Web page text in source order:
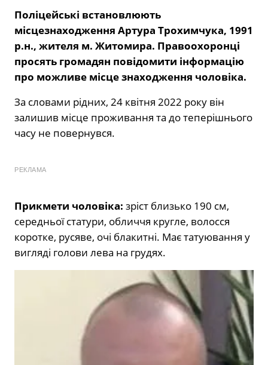
Поліцейські встановлюють
місцезнаходження Артура Трохимчука, 1991
р.н., жителя м. Житомира. Правоохоронці
просять громадян повідомити інформацію
про можливе місце знаходження чоловіка.
За словами рідних, 24 квітня 2022 року він
залишив місце проживання та до теперішнього
часу не повернувся.
РЕКЛАМА
Прикмети чоловіка: зріст близько 190 см,
середньої статури, обличчя кругле, волосся
коротке, русяве, очі блакитні. Має татуювання у
вигляді голови лева на грудях.